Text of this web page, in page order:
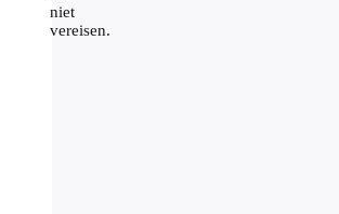
niet
vereisen.